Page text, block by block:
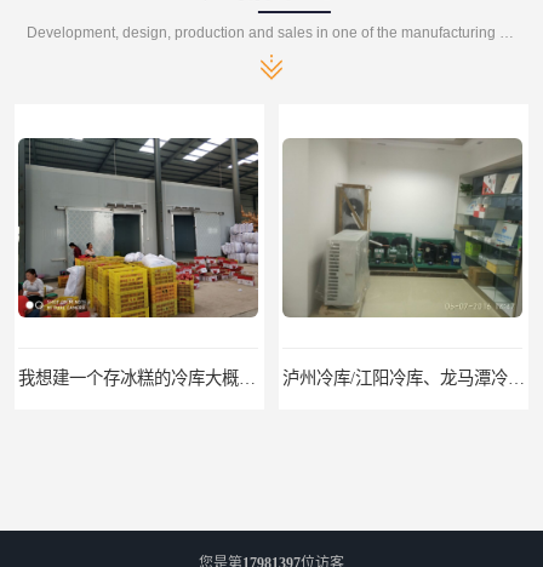
您是第17981397位访客